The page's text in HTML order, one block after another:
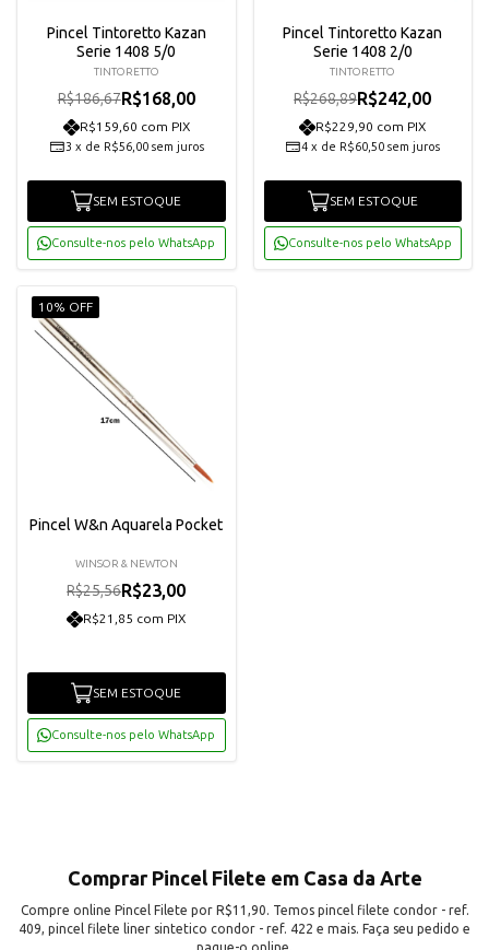
Pincel Tintoretto Kazan
Serie 1408 5/0
TINTORETTO
R$186,67R$168,00
R$159,60 com PIX
3 x de R$56,00 sem juros
SEM ESTOQUE
Consulte-nos pelo WhatsApp
Pincel Tintoretto Kazan
Serie 1408 2/0
TINTORETTO
R$268,89R$242,00
R$229,90 com PIX
4 x de R$60,50 sem juros
SEM ESTOQUE
Consulte-nos pelo WhatsApp
10% OFF
Pincel W&n Aquarela Pocket
WINSOR & NEWTON
R$25,56R$23,00
R$21,85 com PIX
SEM ESTOQUE
Consulte-nos pelo WhatsApp
Comprar Pincel Filete em Casa da Arte
Compre online Pincel Filete por R$11,90. Temos pincel filete condor - ref.
409, pincel filete liner sintetico condor - ref. 422 e mais. Faça seu pedido e
pague-o online.